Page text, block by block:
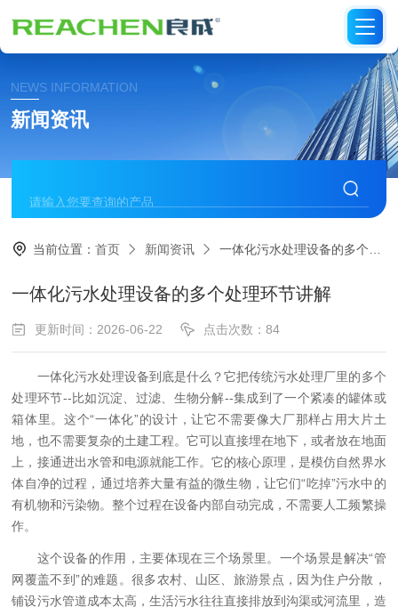
NEWS INFORMATION
新闻资讯
当前位置：首页 新闻资讯 一体化污水处理设备的多个处理环节讲解
一体化污水处理设备的多个处理环节讲解
更新时间：2026-06-22 点击次数：84
一体化污水处理设备到底是什么？它把传统污水处理厂里的多个
处理环节--比如沉淀、过滤、生物分解--集成到了一个紧凑的罐体或
箱体里。这个“一体化”的设计，让它不需要像大厂那样占用大片土
地，也不需要复杂的土建工程。它可以直接埋在地下，或者放在地面
上，接通进出水管和电源就能工作。它的核心原理，是模仿自然界水
体自净的过程，通过培养大量有益的微生物，让它们“吃掉”污水中的
有机物和污染物。整个过程在设备内部自动完成，不需要人工频繁操
作。
这个设备的作用，主要体现在三个场景里。一个场景是解决“管
网覆盖不到”的难题。很多农村、山区、旅游景点，因为住户分散，
铺设污水管道成本太高，生活污水往往直接排放到沟渠或河流里，造